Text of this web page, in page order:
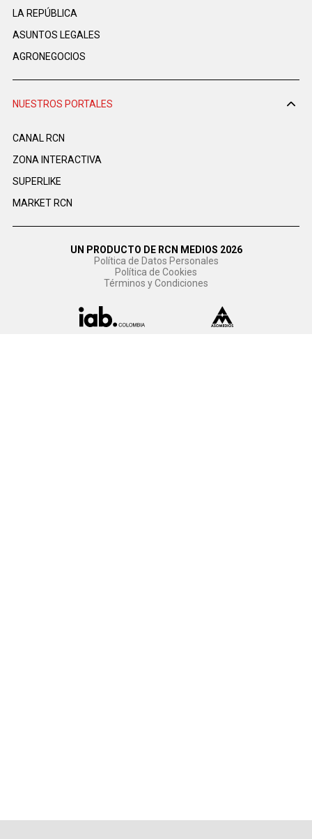
LA REPÚBLICA
ASUNTOS LEGALES
AGRONEGOCIOS
NUESTROS PORTALES
CANAL RCN
ZONA INTERACTIVA
SUPERLIKE
MARKET RCN
UN PRODUCTO DE RCN MEDIOS 2026
Política de Datos Personales
Política de Cookies
Términos y Condiciones